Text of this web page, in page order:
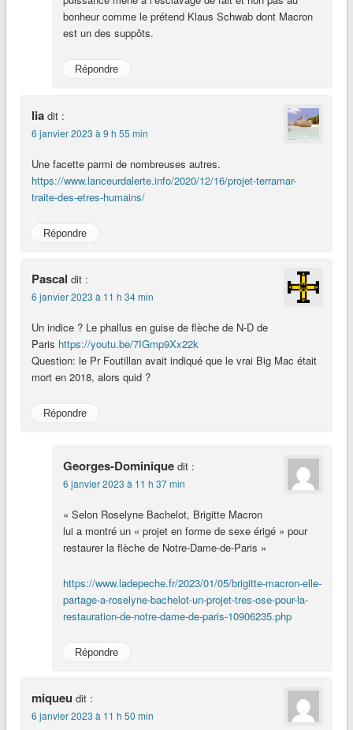
bonheur comme le prétend Klaus Schwab dont Macron
est un des suppôts.
Répondre
lia dit :
6 janvier 2023 à 9 h 55 min
Une facette parmi de nombreuses autres.
https://www.lanceurdalerte.info/2020/12/16/projet-terramar-
traite-des-etres-humains/
Répondre
Pascal dit :
6 janvier 2023 à 11 h 34 min
Un indice ? Le phallus en guise de flèche de N-D de
Paris https://youtu.be/7IGmp9Xx22k
Question: le Pr Foutillan avait indiqué que le vrai Big Mac était
mort en 2018, alors quid ?
Répondre
Georges-Dominique dit :
6 janvier 2023 à 11 h 37 min
« Selon Roselyne Bachelot, Brigitte Macron
lui a montré un « projet en forme de sexe érigé » pour
restaurer la flèche de Notre-Dame-de-Paris »
https://www.ladepeche.fr/2023/01/05/brigitte-macron-elle-
partage-a-roselyne-bachelot-un-projet-tres-ose-pour-la-
restauration-de-notre-dame-de-paris-10906235.php
Répondre
miqueu dit :
6 janvier 2023 à 11 h 50 min